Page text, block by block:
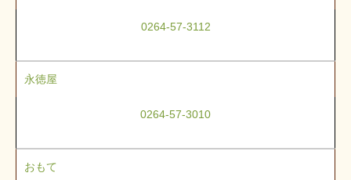
0264-57-3112
永徳屋
0264-57-3010
おもて